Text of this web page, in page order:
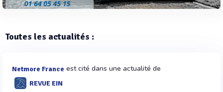
Toutes les actualités :
Netmore France est cité dans une actualité de
REVUE EIN